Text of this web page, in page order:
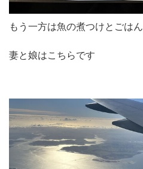
もう一方は魚の煮つけとごはん
妻と娘はこちらです